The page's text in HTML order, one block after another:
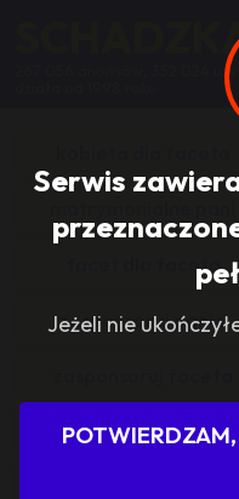
Serwis
Jeżeli nie
267 056 anonsów, 352 024
facet dla faceta
zasponsoruj panią
sponsoring grupy